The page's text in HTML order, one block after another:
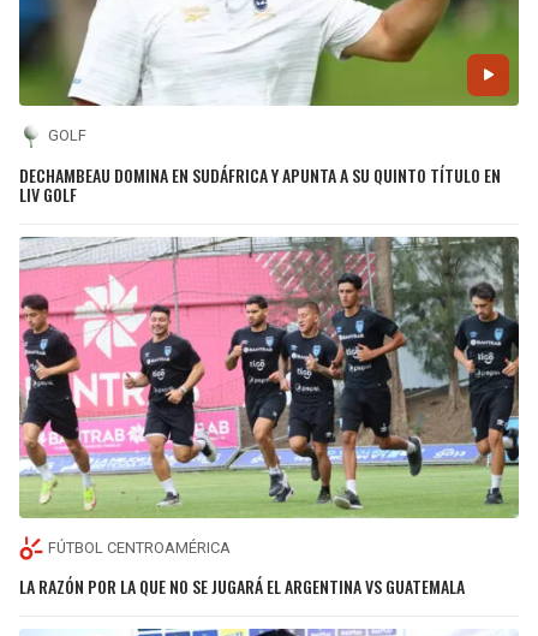
GOLF
DECHAMBEAU DOMINA EN SUDÁFRICA Y APUNTA A SU QUINTO TÍTULO EN
LIV GOLF
FÚTBOL CENTROAMÉRICA
LA RAZÓN POR LA QUE NO SE JUGARÁ EL ARGENTINA VS GUATEMALA